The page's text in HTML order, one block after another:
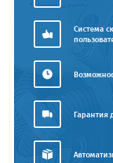
Система
Гарантия